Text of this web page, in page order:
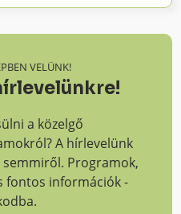
VELÜNK!
a közelgő
A hírlevelünk
Programok,
fontos információk -